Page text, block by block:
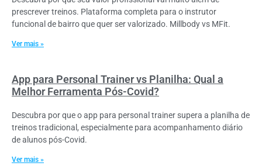
prescrever treinos. Plataforma completa para o instrutor
funcional de bairro que quer ser valorizado. Millbody vs MFit.
Ver mais »
App para Personal Trainer vs Planilha: Qual a
Melhor Ferramenta Pós-Covid?
Descubra por que o app para personal trainer supera a planilha de
treinos tradicional, especialmente para acompanhamento diário
de alunos pós-Covid.
Ver mais »